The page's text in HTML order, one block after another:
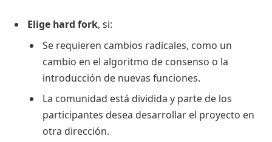
Elige hard fork, si:
Se requieren cambios radicales, como un
cambio en el algoritmo de consenso o la
introducción de nuevas funciones.
La comunidad está dividida y parte de los
participantes desea desarrollar el proyecto en
otra dirección.